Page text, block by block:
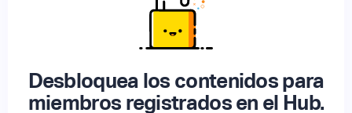
Desbloquea los contenidos para
miembros registrados en el Hub.